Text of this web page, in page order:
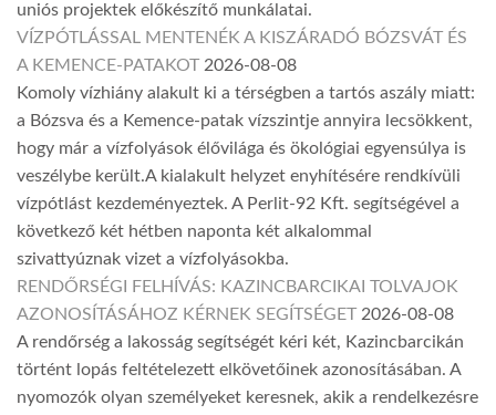
uniós projektek előkészítő munkálatai.
VÍZPÓTLÁSSAL MENTENÉK A KISZÁRADÓ BÓZSVÁT ÉS
A KEMENCE-PATAKOT 2026-08-08
Komoly vízhiány alakult ki a térségben a tartós aszály miatt:
a Bózsva és a Kemence-patak vízszintje annyira lecsökkent,
hogy már a vízfolyások élővilága és ökológiai egyensúlya is
veszélybe került.A kialakult helyzet enyhítésére rendkívüli
vízpótlást kezdeményeztek. A Perlit-92 Kft. segítségével a
következő két hétben naponta két alkalommal
szivattyúznak vizet a vízfolyásokba.
RENDŐRSÉGI FELHÍVÁS: KAZINCBARCIKAI TOLVAJOK
AZONOSÍTÁSÁHOZ KÉRNEK SEGÍTSÉGET 2026-08-08
A rendőrség a lakosság segítségét kéri két, Kazincbarcikán
történt lopás feltételezett elkövetőinek azonosításában. A
nyomozók olyan személyeket keresnek, akik a rendelkezésre